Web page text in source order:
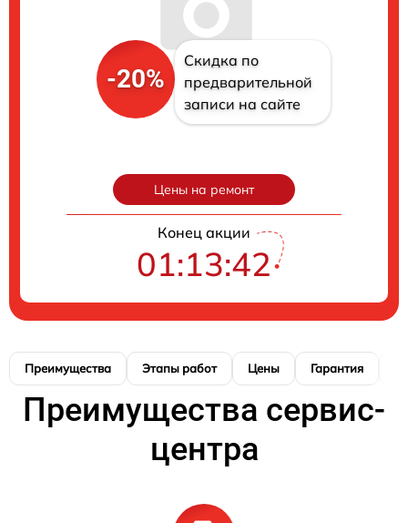
-20%
Скидка по
предварительной
записи на сайте
Цены на ремонт
Конец акции
01:13:41
Преимущества Этапы работ Цены Гарантия
Преимущества сервис-
центра